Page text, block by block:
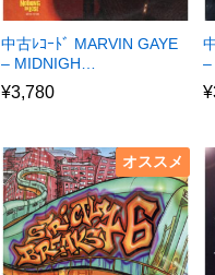
中古ﾚｺｰﾄﾞ MARVIN GAYE
– MIDNIGH…
¥3,780
–
¥
オススメ